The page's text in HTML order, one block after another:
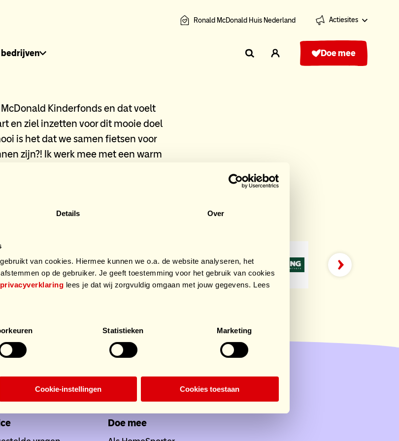
Details Over
van cookies. Hiermee kunnen we o.a. de website analyseren, het
op de gebruiker. Je geeft toestemming voor het gebruik van cookies
privacyverklaring lees je dat wij zorgvuldig omgaan met jouw gegevens. Lees
Statistieken Marketing
Cookie-instellingen Cookies toestaan
Ronald McDonald Huis Nederland Actiesites
bedrijven Doe mee
Kinderfonds en dat voelt
en ziel inzetten voor dit mooie doel
is het dat we samen fietsen voor
zijn?! Ik werk mee met een warm
HomeSports
Doe mee